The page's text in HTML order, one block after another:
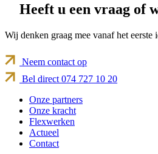
Heeft u een vraag of
Wij denken graag mee vanaf het
Neem contact op
Bel direct 074 727 10 20
Onze partners
Onze kracht
Flexwerken
Actueel
Contact